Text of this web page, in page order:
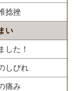
捻挫
い
した！
しびれ
痛み